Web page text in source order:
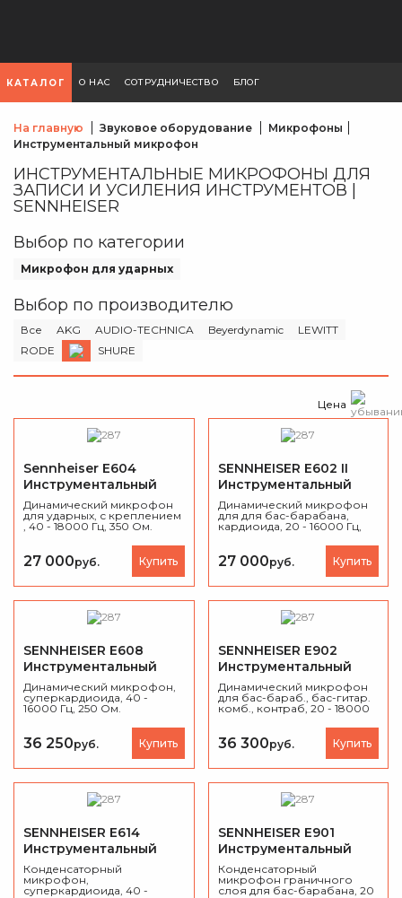
КАТАЛОГ О НАС СОТРУДНИЧЕСТВО БЛОГ
На главную Звуковое оборудование
Микрофоны
Инструментальный микрофон
ИНСТРУМЕНТАЛЬНЫЕ МИКРОФОНЫ ДЛЯ
ЗАПИСИ И УСИЛЕНИЯ ИНСТРУМЕНТОВ |
SENNHEISER
Выбор по категории
Микрофон для ударных
Выбор по производителю
Все AKG AUDIO-TECHNICA Beyerdynamic
LEWITT
RODE
SHURE
Цена
Sennheiser E604
Инструментальный
микрофон
Динамический микрофон
для ударных, с креплением
, 40 - 18000 Гц, 350 Ом.
27 000руб. Купить
SENNHEISER E602 II
Инструментальный
микрофон
Динамический микрофон
для для бас-барабана,
кардиоида, 20 - 16000 Гц,
27 000руб. Купить
SENNHEISER E608
Инструментальный
микрофон
Динамический микрофон,
суперкардиоида, 40 -
16000 Гц, 250 Ом.
36 250руб. Купить
SENNHEISER E902
Инструментальный
микрофон
Динамический микрофон
для бас-бараб., бас-гитар.
комб., контраб, 20 - 18000
36 300руб. Купить
SENNHEISER E614
Инструментальный
микрофон
Конденсаторный
микрофон,
суперкардиоида, 40 -
SENNHEISER E901
Инструментальный
микрофон
Конденсаторный
микрофон граничного
слоя для бас-барабана, 20